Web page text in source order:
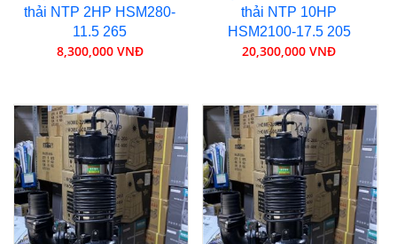
thải NTP 2HP HSM280-
11.5 265
8,300,000 VNĐ
thải NTP 10HP
HSM2100-17.5 205
20,300,000 VNĐ